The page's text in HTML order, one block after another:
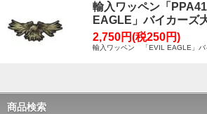
輸入ワッペン「
EAGLE」バイカーズ
2,750円(税250円)
輸入ワッペン 「EVIL EAGLE」バ
商品検索